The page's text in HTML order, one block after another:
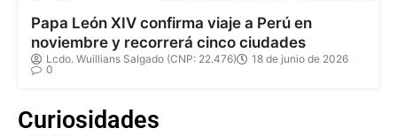
Papa León XIV confirma viaje a Perú en
noviembre y recorrerá cinco ciudades
Lcdo. Wuillians Salgado (CNP: 22.476)
18 de junio de 2026
0
Curiosidades